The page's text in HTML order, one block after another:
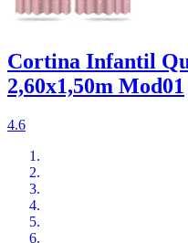
Cortina Infantil
2,60x1,50m Mod01
4.6